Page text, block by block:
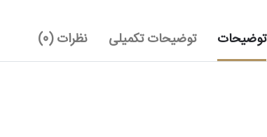
توضیحات توضیحات تکمیلی نظرات (0)